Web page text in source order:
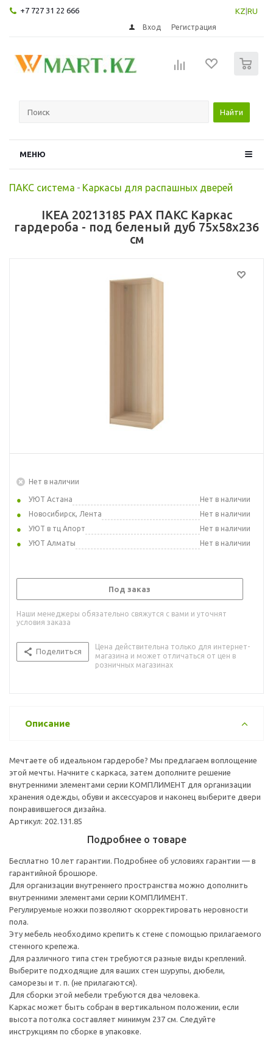
+7 727 31 22 666 KZ RU
Вход Регистрация
Найти
МЕНЮ
ПАКС система - Каркасы для распашных дверей
IKEA 20213185 PAX ПАКС Каркас
гардероба - под беленый дуб 75x58x236
см
Нет в наличии
УЮТ Астана
Нет в наличии
Новосибирск, Лента
Нет в наличии
УЮТ в тц Апорт
Нет в наличии
УЮТ Алматы
Нет в наличии
Под заказ
Наши менеджеры обязательно свяжутся с вами и уточнят
условия заказа
Поделиться
Цена действительна только для интернет-
магазина и может отличаться от цен в
розничных магазинах
Описание
Мечтаете об идеальном гардеробе? Мы предлагаем воплощение
этой мечты. Начните с каркаса, затем дополните решение
внутренними элементами серии КОМПЛИМЕНТ для организации
хранения одежды, обуви и аксессуаров и наконец выберите двери
понравившегося дизайна.
Артикул: 202.131.85
Подробнее о товаре
Бесплатно 10 лет гарантии. Подробнее об условиях гарантии — в
гарантийной брошюре.
Для организации внутреннего пространства можно дополнить
внутренними элементами серии КОМПЛИМЕНТ.
Регулируемые ножки позволяют скорректировать неровности
пола.
Эту мебель необходимо крепить к стене с помощью прилагаемого
стенного крепежа.
Для различного типа стен требуются разные виды креплений.
Выберите подходящие для ваших стен шурупы, дюбели,
саморезы и т. п. (не прилагаются).
Для сборки этой мебели требуются два человека.
Каркас может быть собран в вертикальном положении, если
высота потолка составляет минимум 237 см. Следуйте
инструкциям по сборке в упаковке.